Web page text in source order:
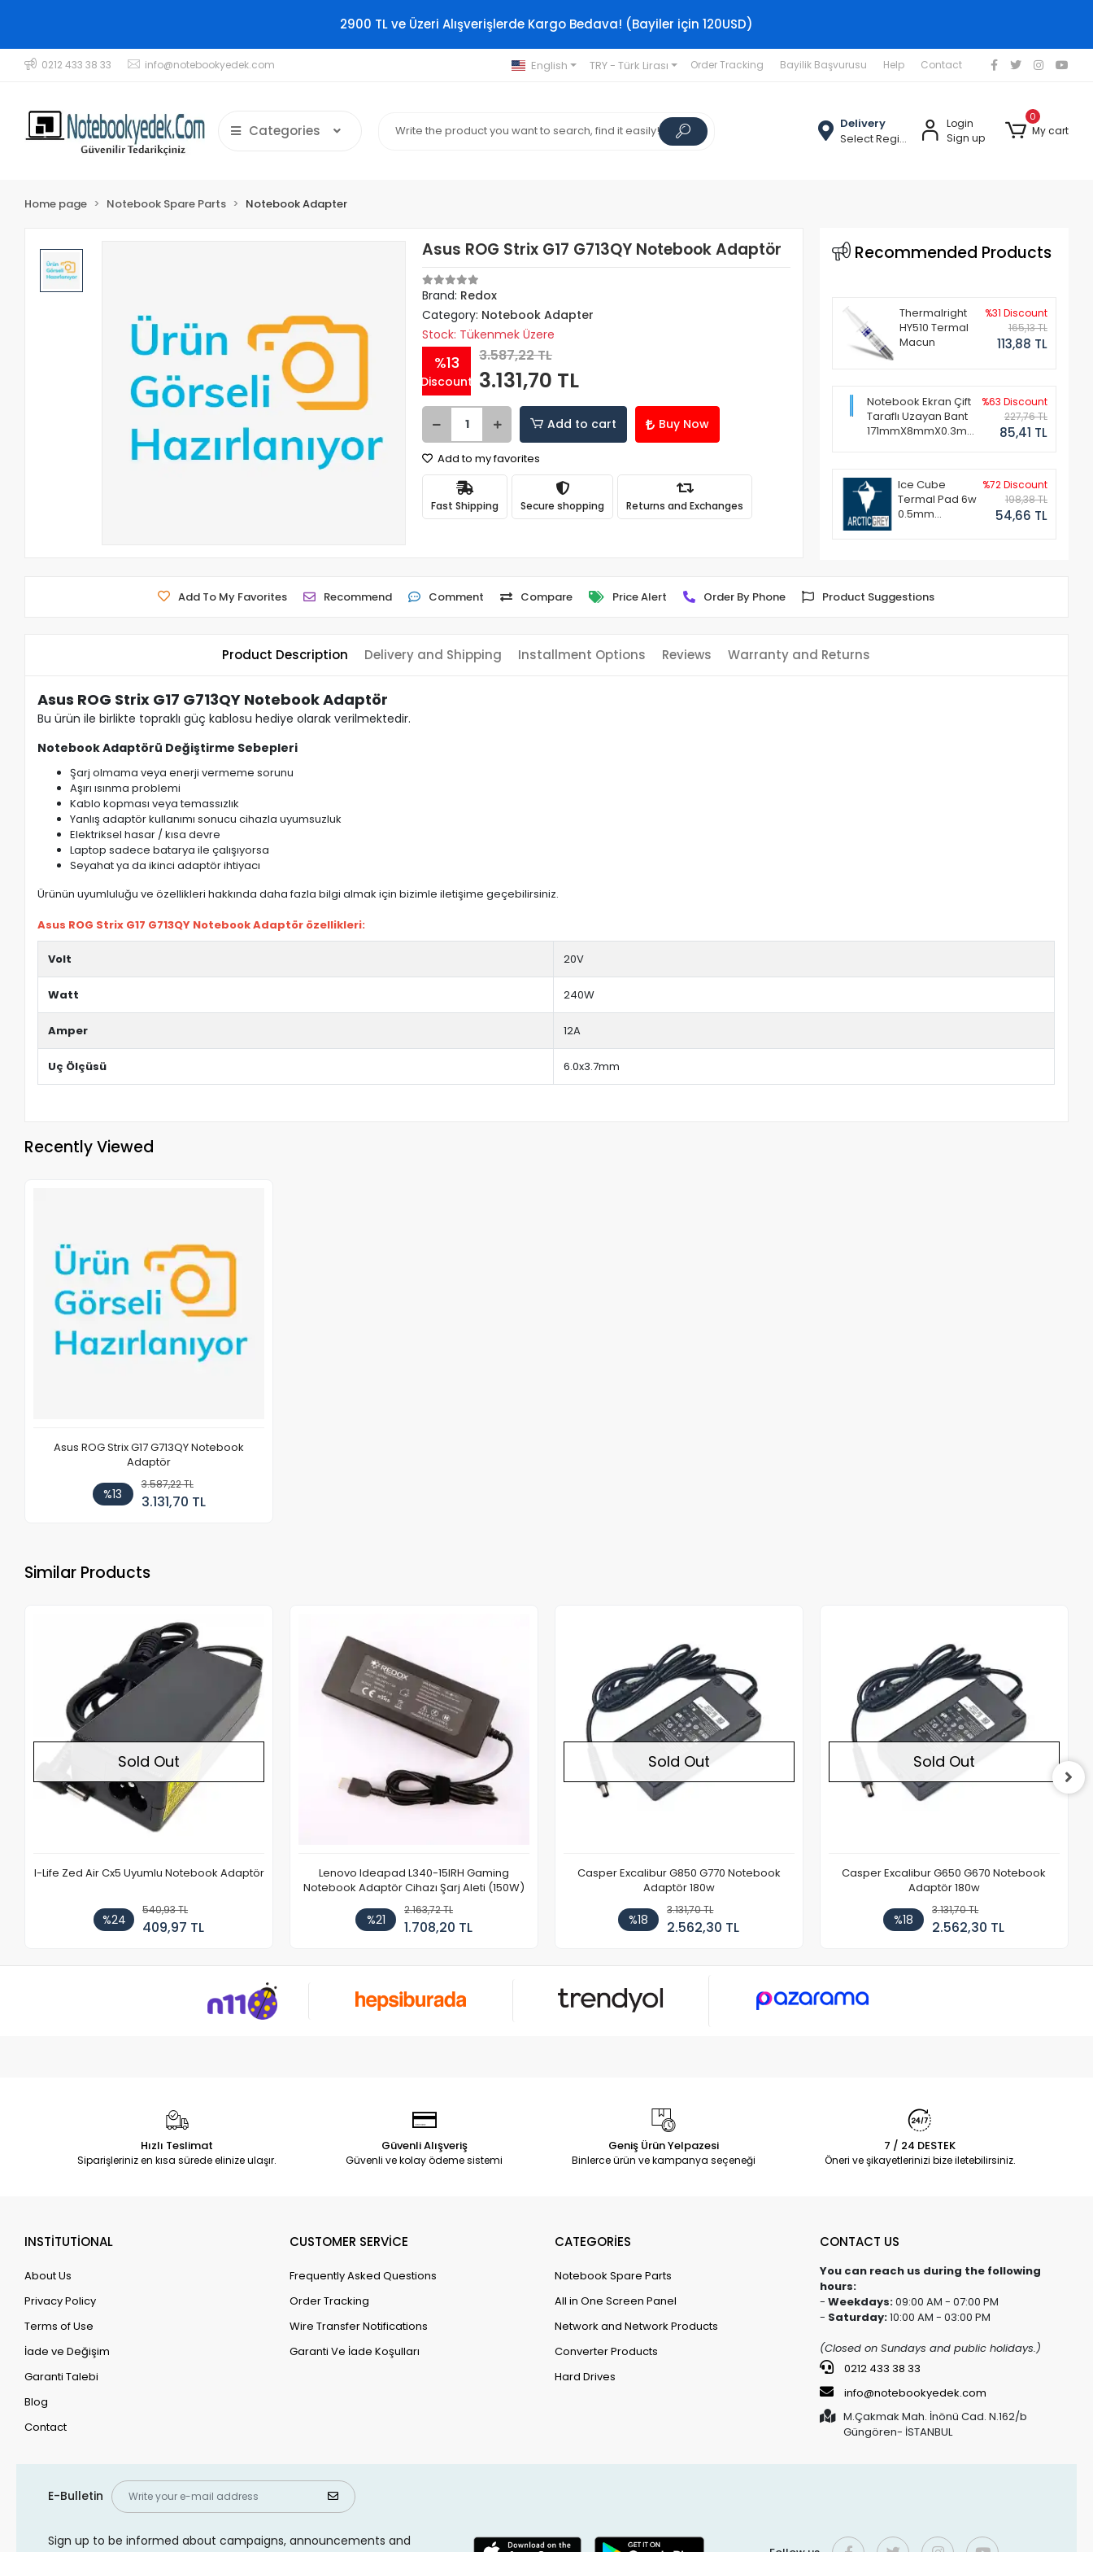
2900 TL ve Üzeri Alışverişlerde Kargo Bedava! (Bayiler için 120USD)
0212 433 38 33 info@notebookyedek.com English TRY - Türk Lirası Order Tracking Bayilik Başvurusu Help Contact
Categories
Delivery
Select Region
Login
Sign up
0
My cart
Home page Notebook Spare Parts Notebook Adapter
Asus ROG Strix G17 G713QY Notebook Adaptör
Brand: Redox
Category: Notebook Adapter
Stock: Tükenmek Üzere
%13
Discount
3.587,22 TL
3.131,70 TL
Add to cart Buy Now
Add to my favorites
Fast Shipping Secure shopping Returns and Exchanges
Recommended Products
Thermalright
HY510 Termal
Macun
%31 Discount
165,13 TL
113,88 TL
Notebook Ekran Çift
Taraflı Uzayan Bant
171mmX8mmX0.3mm
%63 Discount
227,76 TL
85,41 TL
Ice Cube
Termal Pad 6w
0.5mm
%72 Discount
198,38 TL
54,66 TL
Add To My Favorites Recommend Comment Compare Price Alert Order By Phone Product Suggestions
Product Description Delivery and Shipping Installment Options Reviews Warranty and Returns
Asus ROG Strix G17 G713QY Notebook Adaptör
Bu ürün ile birlikte topraklı güç kablosu hediye olarak verilmektedir.
Notebook Adaptörü Değiştirme Sebepleri
Şarj olmama veya enerji vermeme sorunu
Aşırı ısınma problemi
Kablo kopması veya temassızlık
Yanlış adaptör kullanımı sonucu cihazla uyumsuzluk
Elektriksel hasar / kısa devre
Laptop sadece batarya ile çalışıyorsa
Seyahat ya da ikinci adaptör ihtiyacı
Ürünün uyumluluğu ve özellikleri hakkında daha fazla bilgi almak için bizimle iletişime geçebilirsiniz.
Asus ROG Strix G17 G713QY Notebook Adaptör özellikleri:
Volt 20V
Watt 240W
Amper 12A
Uç Ölçüsü 6.0x3.7mm
Recently Viewed
Asus ROG Strix G17 G713QY Notebook
Adaptör
%13
3.587,22 TL
3.131,70 TL
Similar Products
Sold Out
I-Life Zed Air Cx5 Uyumlu Notebook Adaptör
%24
540,93 TL
409,97 TL
Lenovo Ideapad L340-15IRH Gaming
Notebook Adaptör Cihazı Şarj Aleti (150W)
%21
2.163,72 TL
1.708,20 TL
Sold Out
Casper Excalibur G850 G770 Notebook
Adaptör 180w
%18
3.131,70 TL
2.562,30 TL
Sold Out
Casper Excalibur G650 G670 Notebook
Adaptör 180w
%18
3.131,70 TL
2.562,30 TL
Hızlı Teslimat
Siparişleriniz en kısa sürede elinize ulaşır.
Güvenli Alışveriş
Güvenli ve kolay ödeme sistemi
Geniş Ürün Yelpazesi
Binlerce ürün ve kampanya seçeneği
7 / 24 DESTEK
Öneri ve şikayetlerinizi bize iletebilirsiniz.
INSTİTUTİONAL
About Us
Privacy Policy
Terms of Use
İade ve Değişim
Garanti Talebi
Blog
Contact
CUSTOMER SERVİCE
Frequently Asked Questions
Order Tracking
Wire Transfer Notifications
Garanti Ve İade Koşulları
CATEGORİES
Notebook Spare Parts
All in One Screen Panel
Network and Network Products
Converter Products
Hard Drives
CONTACT US
You can reach us during the following
hours:
- Weekdays:09:00 AM - 07:00 PM
- Saturday:10:00 AM - 03:00 PM
(Closed on Sundays and public holidays.)
0212 433 38 33
info@notebookyedek.com
M.Çakmak Mah. İnönü Cad. N.162/b
Güngören- İSTANBUL
E-Bulletin
Sign up to be informed about campaigns, announcements and